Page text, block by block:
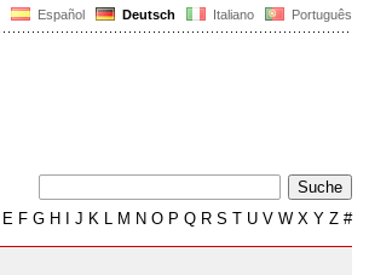
Español Deutsch Italiano Português
E F G H J K L M N O P Q R S T U V W X Y Z #